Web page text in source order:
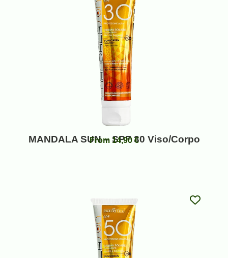
MANDALA SUN – SPF 30 Viso/Corpo
From 14,90€